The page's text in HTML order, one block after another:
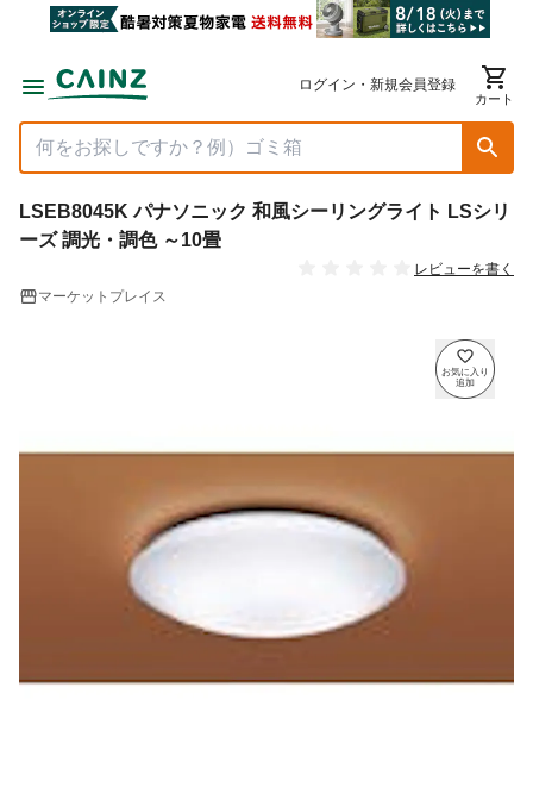
ログイン・新規会員登録
カート
LSEB8045K パナソニック 和風シーリングライト LSシリ
ーズ 調光・調色 ～10畳
レビューを書く
マーケットプレイス